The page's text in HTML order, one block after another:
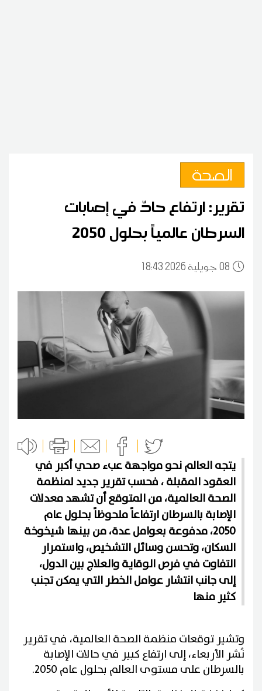
الصحة
تقرير: ارتفاع حادّ في إصابات
السرطان عالمياً بحلول 2050
0818:43 2026 جويلية
يتجه العالم نحو مواجهة عبء صحي أكبر في
العقود المقبلة ، فحسب تقرير جديد لمنظمة
الصحة العالمية، من المتوقع أن تشهد معدلات
الإصابة بالسرطان ارتفاعاً ملحوظاً بحلول عام
2050، مدفوعة بعوامل عدة، من بينها شيخوخة
السكان، وتحسن وسائل التشخيص، واستمرار
التفاوت في فرص الوقاية والعلاج بين الدول،
إلى جانب انتشار عوامل الخطر التي يمكن تجنب
كثير منها
وتشير توقعات منظمة الصحة العالمية، في تقرير
نُشر الأربعاء، إلى ارتفاع كبير في حالات الإصابة
بالسرطان على مستوى العالم بحلول عام 2050.